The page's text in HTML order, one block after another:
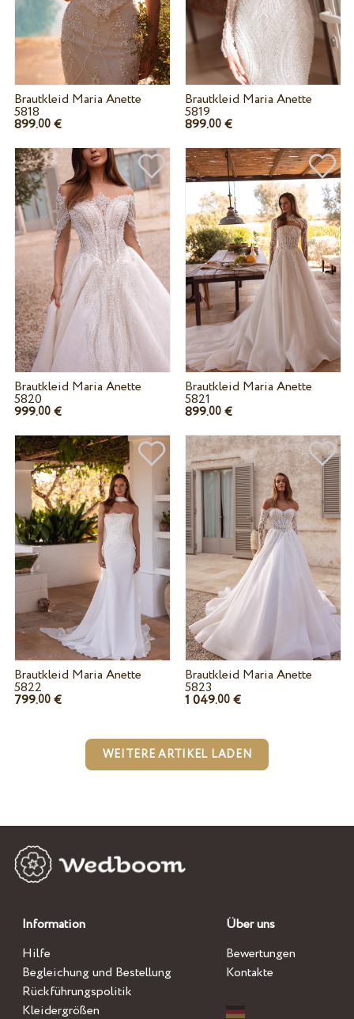
Brautkleid Maria Anette
5818
899.00€
Brautkleid Maria Anette
5819
899.00 €
Brautkleid Maria Anette
5820
999.00€
Brautkleid Maria Anette
5821
899.00 €
Brautkleid Maria Anette
5822
799.00€
Brautkleid Maria Anette
5823
1 049.00 €
WEITERE ARTIKEL LADEN
Information
Hilfe
Begleichung und Bestellung
Rückführungspolitik
Kleidergrößen
Über uns
Bewertungen
Kontakte